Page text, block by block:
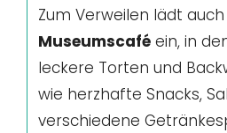
Zum Verweilen lädt
Museumscafé ein, in
leckere Torten und
wie herzhafte Snacks,
verschiedene